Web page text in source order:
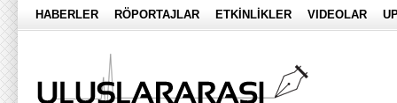
HABERLER RÖPORTAJLAR ETKİNLİKLER VIDEOLAR